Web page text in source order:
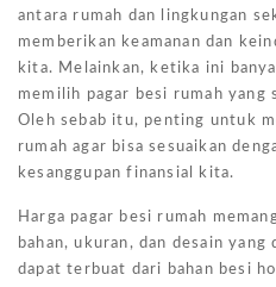
antara rumah dan lingkungan
memberikan keamanan dan
kita. Melainkan, ketika ini
memilih pagar besi rumah yang
Oleh sebab itu, penting untuk
rumah agar bisa sesuaikan
kesanggupan finansial kita.
Harga pagar besi rumah
bahan, ukuran, dan desain
dapat terbuat dari bahan besi